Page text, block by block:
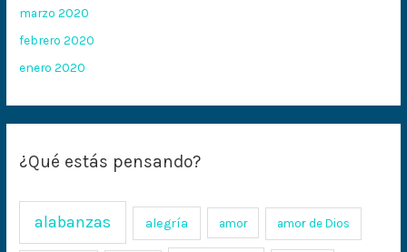
marzo 2020
febrero 2020
enero 2020
¿Qué estás pensando?
alabanzas alegría amor amor de Dios